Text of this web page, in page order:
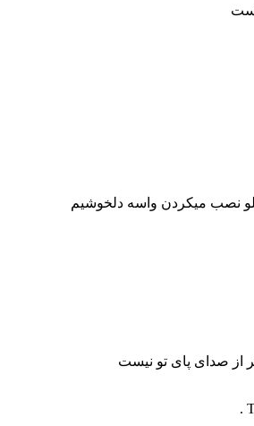
نصب میکردن واسه دلخوشیم
از صدای پای تو نیست